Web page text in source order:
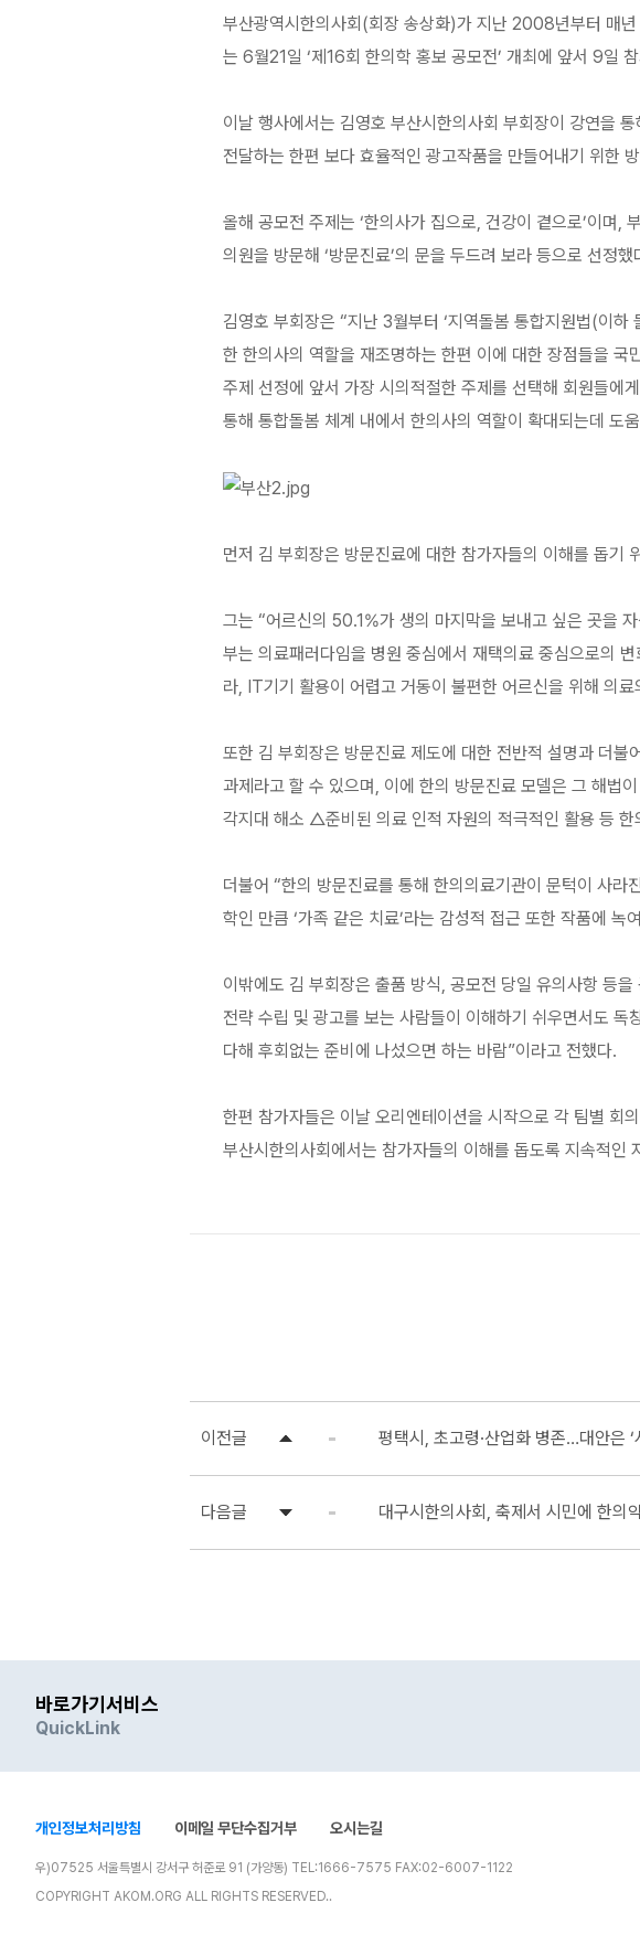
부산광역시한의사회(회장 송상화)가 지난 2008년부터 매
는 6월21일 ‘제16회 한의학 홍보 공모전’ 개최에 앞서 9일
이날 행사에서는 김영호 부산시한의사회 부회장이 강연을
전달하는 한편 보다 효율적인 광고작품을 만들어내기 위한
올해 공모전 주제는 ‘한의사가 집으로, 건강이 곁으로’이며
의원을 방문해 ‘방문진료’의 문을 두드려 보라 등으로 선정했
김영호 부회장은 “지난 3월부터 ‘지역돌봄 통합지원법(이
한 한의사의 역할을 재조명하는 한편 이에 대한 장점들을
주제 선정에 앞서 가장 시의적절한 주제를 선택해 회원들에
통해 통합돌봄 체계 내에서 한의사의 역할이 확대되는데 도
먼저 김 부회장은 방문진료에 대한 참가자들의 이해를 돕기
그는 “어르신의 50.1%가 생의 마지막을 보내고 싶은 곳을
부는 의료패러다임을 병원 중심에서 재택의료 중심으로의
라, IT기기 활용이 어렵고 거동이 불편한 어르신을 위해 의료
또한 김 부회장은 방문진료 제도에 대한 전반적 설명과 더
과제라고 할 수 있으며, 이에 한의 방문진료 모델은 그 해
각지대 해소 △준비된 의료 인적 자원의 적극적인 활용 등
더불어 “한의 방문진료를 통해 한의의료기관이 문턱이 사라
학인 만큼 ‘가족 같은 치료’라는 감성적 접근 또한 작품에 녹
이밖에도 김 부회장은 출품 방식, 공모전 당일 유의사항 등
전략 수립 및 광고를 보는 사람들이 이해하기 쉬우면서도
다해 후회없는 준비에 나섰으면 하는 바람”이라고 전했다.
한편 참가자들은 이날 오리엔테이션을 시작으로 각 팀별 회
부산시한의사회에서는 참가자들의 이해를 돕도록 지속적인
이전글 평택시, 초고령·산업화 병존…대안은
다음글 대구시한의사회, 축제서 시민에 한의
바로가기서비스
QuickLink
개인정보처리방침 이메일 무단수집거부 오시는길
우)07525 서울특별시 강서구 허준로 91 (가양동) TEL:1666-7575 FAX:02-6007-1122
COPYRIGHT AKOM.ORG ALL RIGHTS RESERVED..